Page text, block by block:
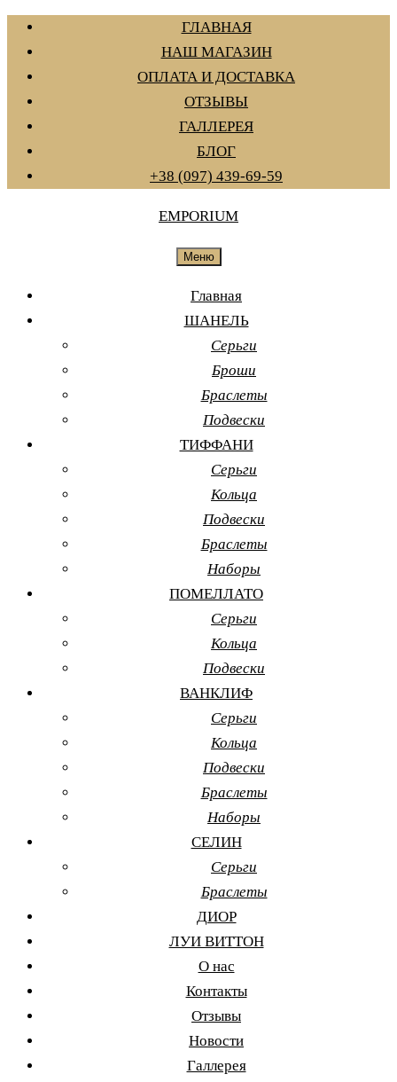
Перейти
к
содержанию
ГЛАВНАЯ
НАШ МАГАЗИН
ОПЛАТА И ДОСТАВКА
ОТЗЫВЫ
ГАЛЛЕРЕЯ
БЛОГ
+38 (097) 439-69-59
EMPORIUM
Меню
Главная
ШАНЕЛЬ
Серьги
Броши
Браслеты
Подвески
ТИФФАНИ
Серьги
Кольца
Подвески
Браслеты
Наборы
ПОМЕЛЛАТО
Серьги
Кольца
Подвески
ВАНКЛИФ
Серьги
Кольца
Подвески
Браслеты
Наборы
СЕЛИН
Серьги
Браслеты
ДИОР
ЛУИ ВИТТОН
О нас
Контакты
Отзывы
Новости
Галлерея